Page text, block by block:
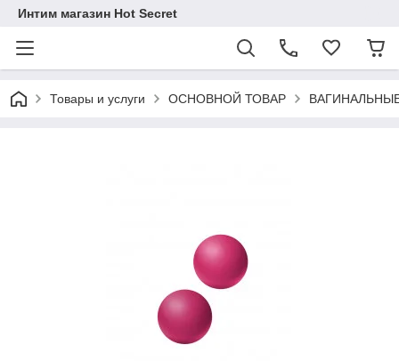
Интим магазин Hot Secret
Товары и услуги ОСНОВНОЙ ТОВАР